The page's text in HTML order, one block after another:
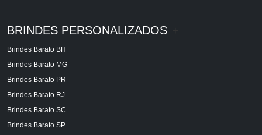
BRINDES PERSONALIZADOS
Brindes Barato BH
Brindes Barato MG
Brindes Barato PR
Brindes Barato RJ
Brindes Barato SC
Brindes Barato SP